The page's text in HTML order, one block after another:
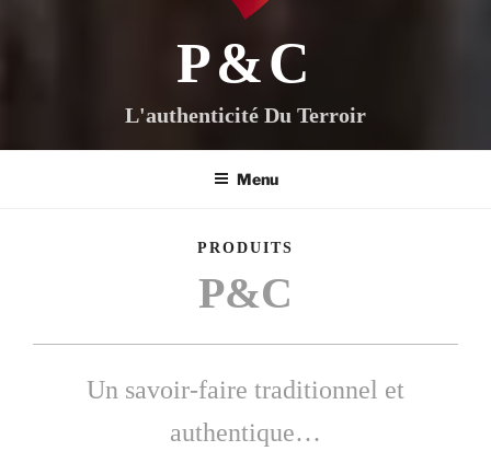
P&C
L'authenticité Du Terroir
Menu
PRODUITS
P&C
Un savoir-faire traditionnel et
authentique…